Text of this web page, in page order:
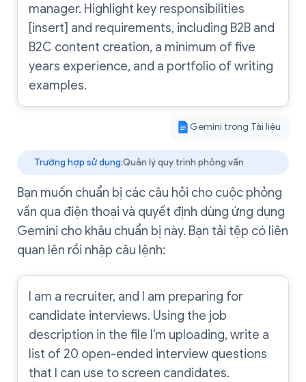
manager. Highlight key responsibilities
[insert] and requirements, including B2B and
B2C content creation, a minimum of five
years experience, and a portfolio of writing
examples.
Gemini trong Tài liệu
Trường hợp sử dụng:Quản lý quy trình phỏng vấn
Bạn muốn chuẩn bị các câu hỏi cho cuộc phỏng
vấn qua điện thoại và quyết định dùng ứng dụng
Gemini cho khâu chuẩn bị này. Bạn tải tệp có liên
quan lên rồi nhập câu lệnh:
I am a recruiter, and I am preparing for
candidate interviews. Using the job
description in the file I’m uploading, write a
list of 20 open-ended interview questions
that I can use to screen candidates.